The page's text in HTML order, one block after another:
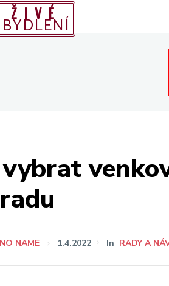
ŽIVÉ
BYDLENÍ
vybrat
NO NAME 1.4.2022 In RADY A